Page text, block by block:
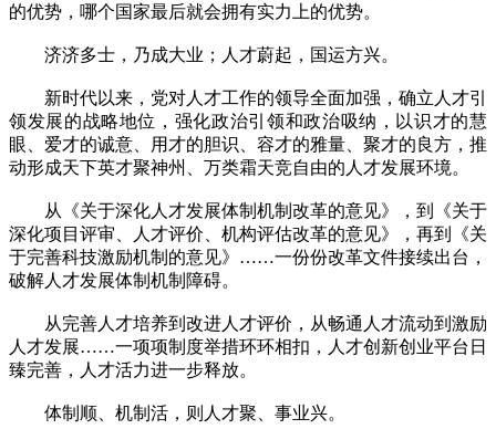
的优势，哪个国家最后就会拥有实力上的优势。
济济多士，乃成大业；人才蔚起，国运方兴。
新时代以来，党对人才工作的领导全面加强，确立人才引
领发展的战略地位，强化政治引领和政治吸纳，以识才的慧
眼、爱才的诚意、用才的胆识、容才的雅量、聚才的良方，推
动形成天下英才聚神州、万类霜天竞自由的人才发展环境。
从《关于深化人才发展体制机制改革的意见》，到《关于
深化项目评审、人才评价、机构评估改革的意见》，再到《关
于完善科技激励机制的意见》……一份份改革文件接续出台，
破解人才发展体制机制障碍。
从完善人才培养到改进人才评价，从畅通人才流动到激励
人才发展……一项项制度举措环环相扣，人才创新创业平台日
臻完善，人才活力进一步释放。
体制顺、机制活，则人才聚、事业兴。